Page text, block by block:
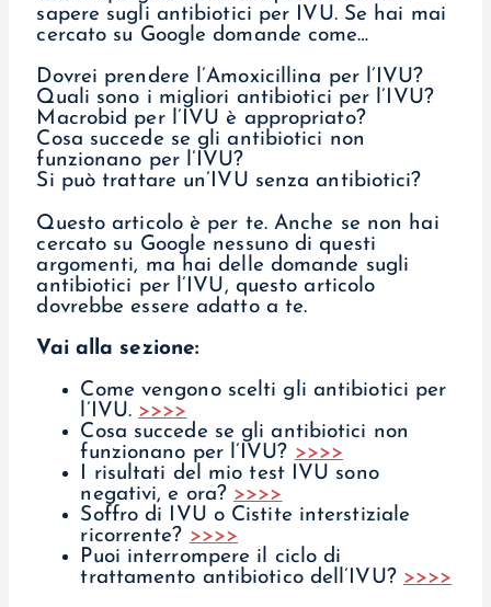
sapere sugli antibiotici per IVU. Se hai mai
cercato su Google domande come…
Dovrei prendere l’Amoxicillina per l’IVU?
Quali sono i migliori antibiotici per l’IVU?
Macrobid per l’IVU è appropriato?
Cosa succede se gli antibiotici non
funzionano per l’IVU?
Si può trattare un’IVU senza antibiotici?
Questo articolo è per te. Anche se non hai
cercato su Google nessuno di questi
argomenti, ma hai delle domande sugli
antibiotici per l’IVU, questo articolo
dovrebbe essere adatto a te.
Vai alla sezione:
Come vengono scelti gli antibiotici per
l’IVU. >>>>
Cosa succede se gli antibiotici non
funzionano per l’IVU? >>>>
I risultati del mio test IVU sono
negativi, e ora? >>>>
Soffro di IVU o Cistite interstiziale
ricorrente? >>>>
Puoi interrompere il ciclo di
trattamento antibiotico dell’IVU? >>>>